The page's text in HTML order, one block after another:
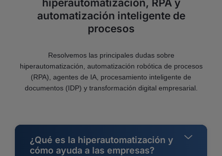
hiperautomatización, RPA y
automatización inteligente de
procesos
Resolvemos las principales dudas sobre
hiperautomatización, automatización robótica de procesos
(RPA), agentes de IA, procesamiento inteligente de
documentos (IDP) y transformación digital empresarial.
¿Qué es la hiperautomatización y
cómo ayuda a las empresas?